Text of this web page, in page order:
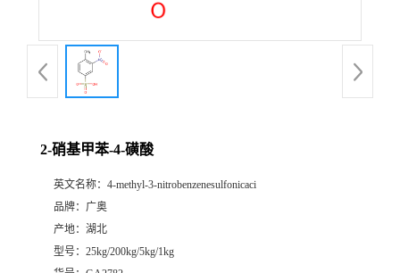
2-硝基甲苯-4-磺酸
英文名称： 4-methyl-3-nitrobenzenesulfonicaci
品牌： 广奥
产地： 湖北
型号： 25kg/200kg/5kg/1kg